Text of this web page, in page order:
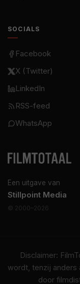
Een uitgave van
Stillpoint Media
© 2000–2026
SOCIALS
Facebook
X (Twitter)
LinkedIn
RSS-feed
WhatsApp
Disclaimer:
wordt, tenzij anders
door